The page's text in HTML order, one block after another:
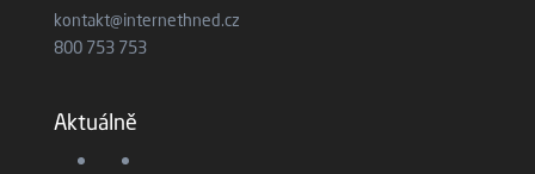
kontakt@internethned.cz
800 753 753
Aktuálně